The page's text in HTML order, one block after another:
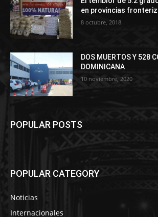
en provincias
8 octubre, 2018
DOS MUERTOS Y 528
DOMINICANA
10 noviembre, 2020
POPULAR POSTS
POPULAR CATEGORY
Noticias
Internacionales